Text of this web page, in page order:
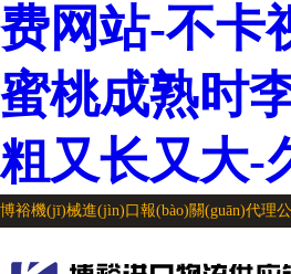
费网站-不卡
蜜桃成熟时
粗又长又大-
博裕機(jī)械進(jìn)口報(bào)關(guān)代理